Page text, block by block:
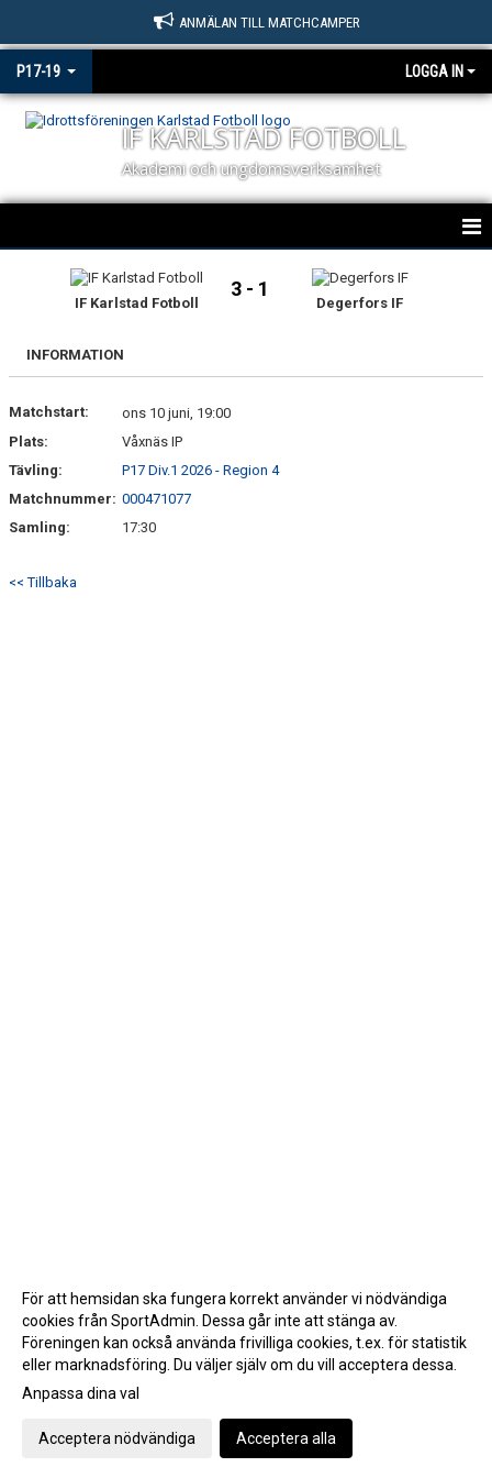
ANMÄLAN TILL MATCHCAMPER
P17-19 LOGGA IN
IF KARLSTAD FOTBOLL
Akademi och ungdomsverksamhet
IF KARLSTAD FOTBOLL P17 / P19
KALENDER
MATCHER P17 & P19
KONTAKT
IF Karlstad Fotboll
3 - 1
Degerfors IF
INFORMATION
Matchstart:
ons 10 juni, 19:00
Plats:
Våxnäs IP
Tävling:
P17 Div.1 2026 - Region 4
Matchnummer: 000471077
Samling:
17:30
<< Tillbaka
Gå till Webbversion
För att hemsidan ska fungera korrekt använder vi nödvändiga
cookies från SportAdmin. Dessa går inte att stänga av.
Föreningen kan också använda frivilliga cookies, t.ex. för statistik
eller marknadsföring. Du väljer själv om du vill acceptera dessa.
Anpassa dina val
Acceptera nödvändiga Acceptera alla